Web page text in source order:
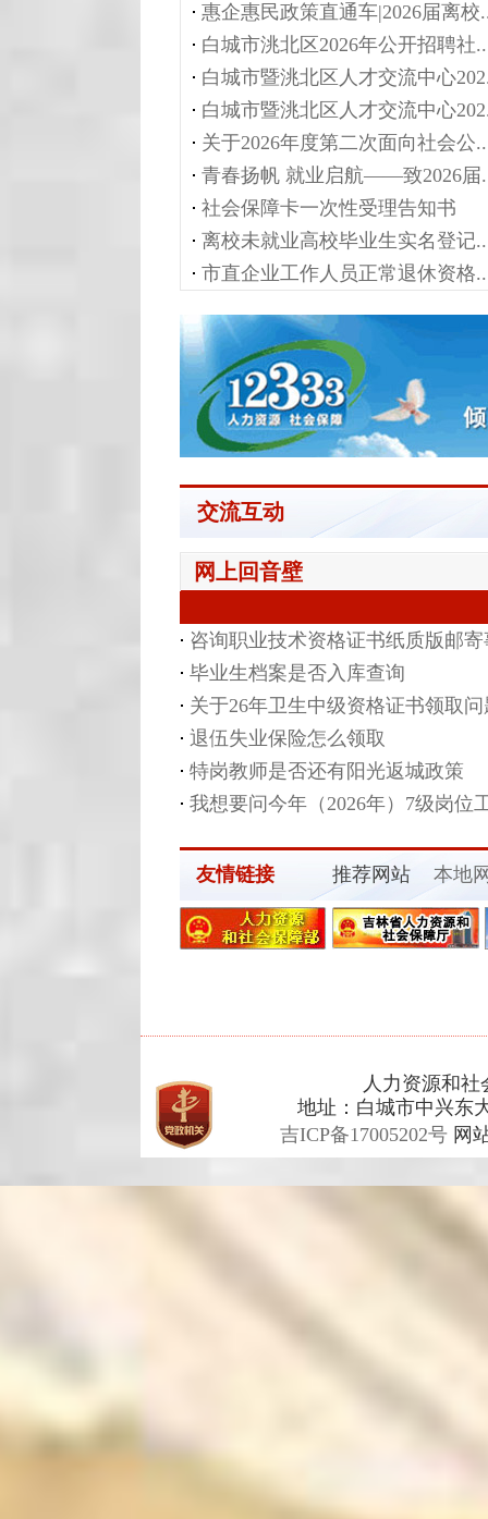
惠企惠民政策直通车|2026届离校
白城市洮北区2026年公开招聘社
白城市暨洮北区人才交流中心
白城市暨洮北区人才交流中心
关于2026年度第二次面向社会公
青春扬帆 就业启航——致2026届
社会保障卡一次性受理告知书
离校未就业高校毕业生实名登记
市直企业工作人员正常退休资格
交流互动
网上回音壁
咨询职业技术资格证书纸质版邮寄
毕业生档案是否入库查询
关于26年卫生中级资格证书领取问
退伍失业保险怎么领取
特岗教师是否还有阳光返城政策
我想要问今年（2026年）7级岗位
友情链接 推荐网站 本地
人力资源和
地址：白城市中兴东
吉ICP备17005202号 网